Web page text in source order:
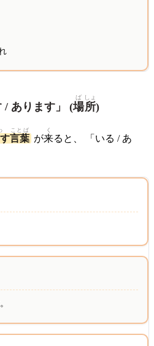
あります」 (場
ば
所
しょ
)
す言葉
ことば
が来
く
ると、 「いる / あ